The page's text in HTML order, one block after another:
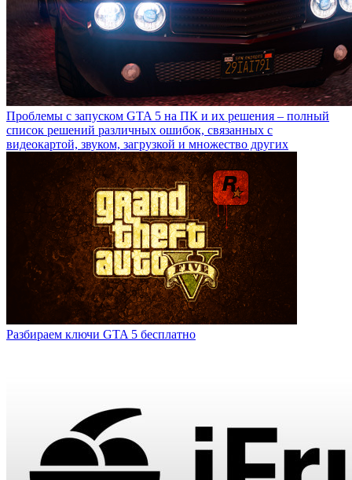
Проблемы с запуском GTA 5 на ПК и их решения – полный
список решений различных ошибок, связанных с
видеокартой, звуком, загрузкой и множество других
Разбираем ключи GTA 5 бесплатно